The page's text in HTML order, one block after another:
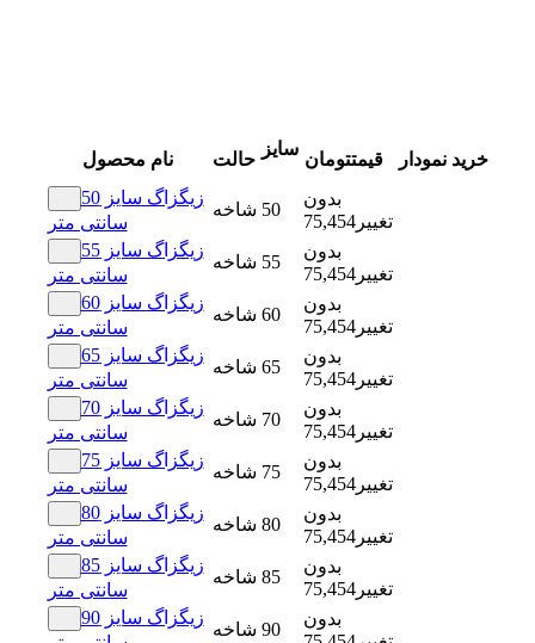
نام محصول حالت
سایز
قیمتتومان نمودار خرید
زیگزاگ سایز 50
سانتی متر
شاخه 50
بدون
تغییر75,454
زیگزاگ سایز 55
سانتی متر
شاخه 55
بدون
تغییر75,454
زیگزاگ سایز 60
سانتی متر
شاخه 60
بدون
تغییر75,454
زیگزاگ سایز 65
سانتی متر
شاخه 65
بدون
تغییر75,454
زیگزاگ سایز 70
سانتی متر
شاخه 70
بدون
تغییر75,454
زیگزاگ سایز 75
سانتی متر
شاخه 75
بدون
تغییر75,454
زیگزاگ سایز 80
سانتی متر
شاخه 80
بدون
تغییر75,454
زیگزاگ سایز 85
سانتی متر
شاخه 85
بدون
تغییر75,454
زیگزاگ سایز 90
شاخه 90
بدون